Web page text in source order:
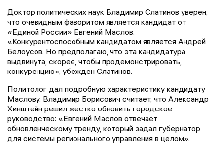
Доктор политических наук Владимир Слатинов уверен,
что очевидным фаворитом является кандидат от
«Единой России» Евгений Маслов.
«Конкурентоспособным кандидатом является Андрей
Белоусов. Но предполагаю, что эта кандидатура
выдвинута, скорее, чтобы продемонстрировать,
конкуренцию», убежден Слатинов.
Политолог дал подробную характеристику кандидату
Маслову. Владимир Борисович считает, что Александр
Хинштейн решил жестко обновить городское
руководство: «Евгений Маслов отвечает
обновленческому тренду, который задал губернатор
для системы регионального управления в целом».